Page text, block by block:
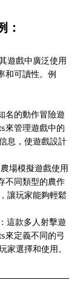
：
遊戲中廣泛使用
和可讀性。例
名的動作冒險遊
來管理遊戲中的
息，使遊戲設計
農場模擬遊戲使用
不同類型的農作
讓玩家能夠輕鬆
：這款多人射擊遊
來定義不同的弓
家選擇和使用。